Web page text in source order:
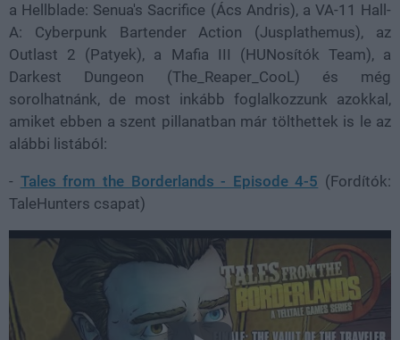
a Hellblade: Senua's Sacrifice (Ács Andris), a VA-11 Hall-
A: Cyberpunk Bartender Action (Jusplathemus), az
Outlast 2 (Patyek), a Mafia III (HUNosítók Team), a
Darkest Dungeon (The_Reaper_CooL) és még
sorolhatnánk, de most inkább foglalkozzunk azokkal,
amiket ebben a szent pillanatban már tölthettek is le az
alábbi listából:
- Tales from the Borderlands - Episode 4-5 (Fordítók:
TaleHunters csapat)